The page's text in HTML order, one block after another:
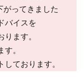
ってきました
バイスを
ます。
。
ております。